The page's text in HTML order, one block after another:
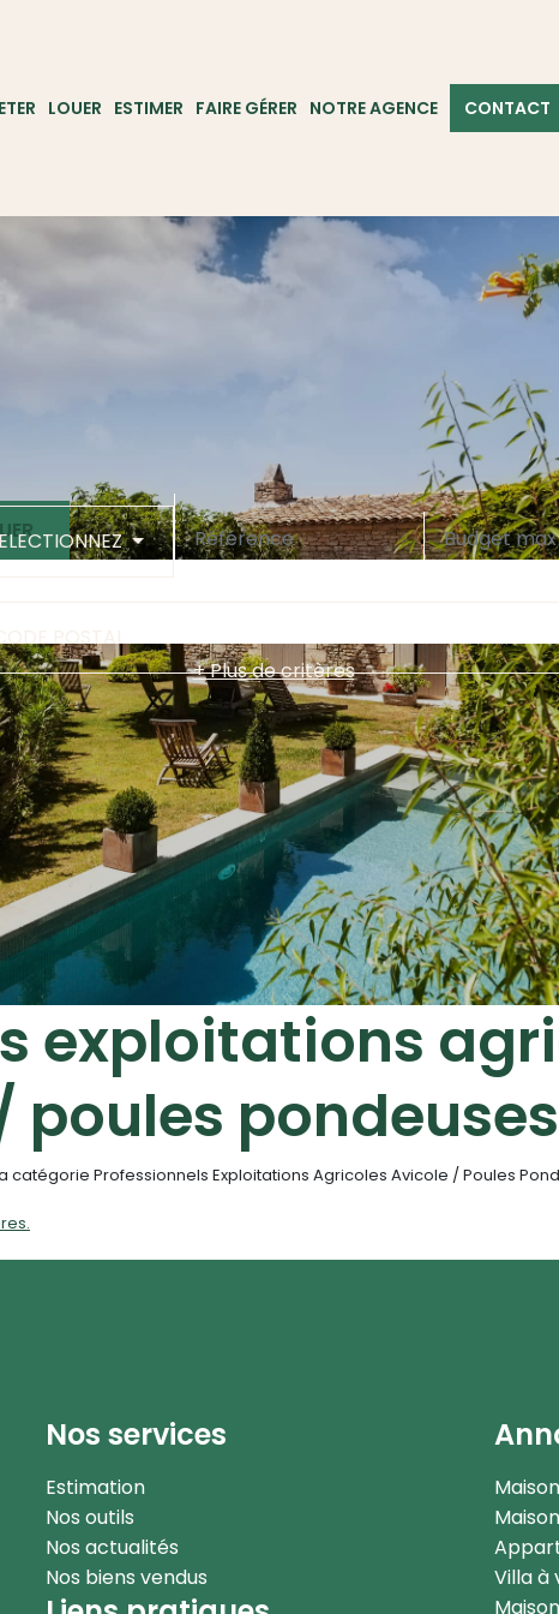
LOUER ESTIMER FAIRE GÉRER NOTRE AGENCE CONTACT
POSTAL
+ Plus de critères
exploitations
poules pondeuses
Professionnels Exploitations Agricoles Avicole / Poules
Nos services
Estimation
Nos outils
Nos actualités
Nos biens vendus
Villa à